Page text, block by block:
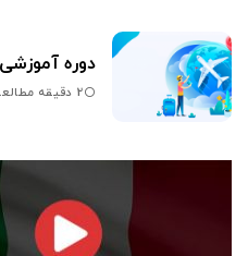
دوره
2 دقیقه مطالعه